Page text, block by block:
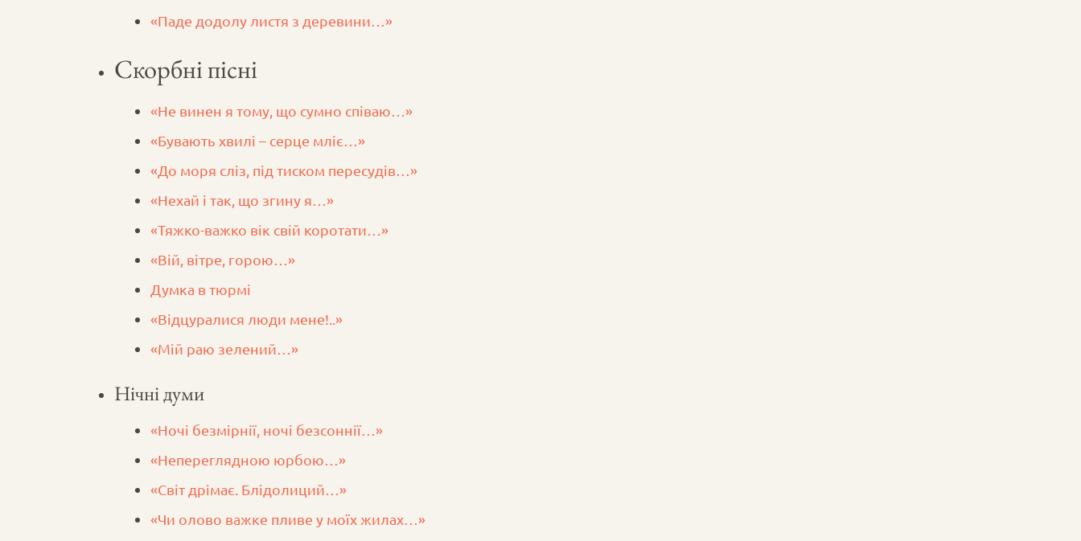
«Паде додолу листя з деревини…»
Скорбні пісні
«Не винен я тому, що сумно співаю…»
«Бувають хвилі – серце мліє…»
«До моря сліз, під тиском пересудів…»
«Нехай і так, що згину я…»
«Тяжко-важко вік свій коротати…»
«Вій, вітре, горою…»
Думка в тюрмі
«Відцуралися люди мене!..»
«Мій раю зелений…»
Нічні думи
«Ночі безмірнії, ночі безсоннії…»
«Непереглядною юрбою…»
«Світ дрімає. Блідолиций…»
«Чи олово важке пливе у моїх жилах…»